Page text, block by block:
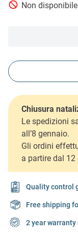
Non disponibile
Chiusura
Le spedizioni
all’8 gennaio.
Gli ordini
a partire dal 12
Quality control
Free shipping
2 year